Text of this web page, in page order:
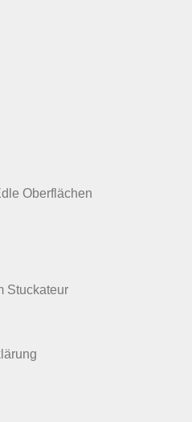
Oberflächen
Stuckateur